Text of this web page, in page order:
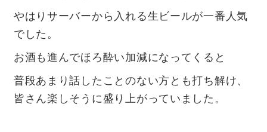
やはりサーバーから入れる生ビールが一番人気
でした。
お酒も進んでほろ酔い加減になってくると
普段あまり話したことのない方とも打ち解け、
皆さん楽しそうに盛り上がっていました。